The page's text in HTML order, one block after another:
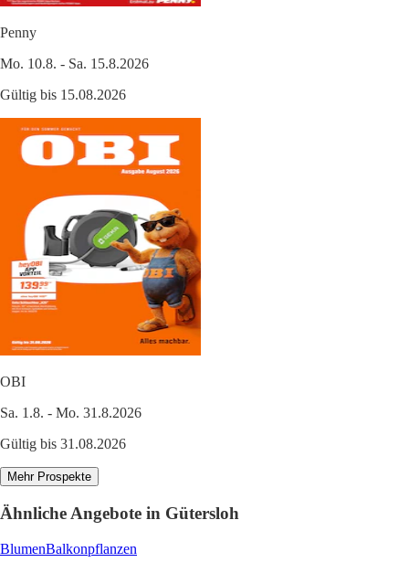
Penny
Mo. 10.8. - Sa. 15.8.2026
Gültig bis 15.08.2026
OBI
Sa. 1.8. - Mo. 31.8.2026
Gültig bis 31.08.2026
Mehr Prospekte
Ähnliche Angebote in Gütersloh
BlumenBalkonpflanzen